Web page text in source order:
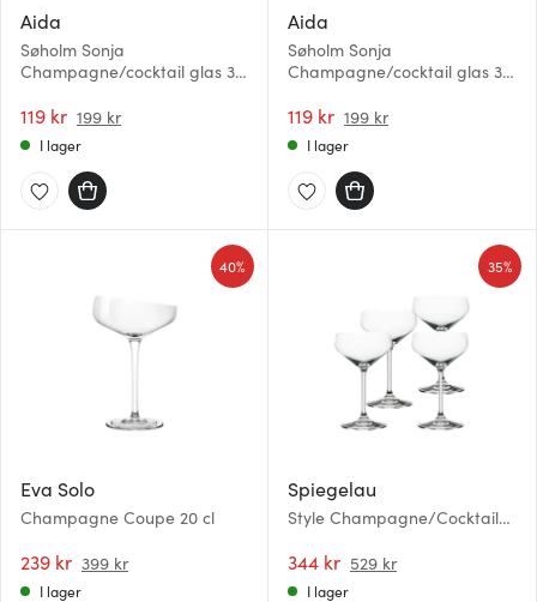
Aida
Søholm Sonja
Champagne/cocktail glas 30
119 kr 199 kr
I lager
Aida
Søholm Sonja
Champagne/cocktail glas 30
119 kr 199 kr
I lager
Eva Solo
Champagne Coupe 20 cl
239 kr 399 kr
40%
I lager
Spiegelau
Style Champagne/Cocktail
344 kr 529 kr
35%
I lager